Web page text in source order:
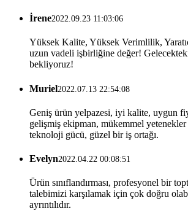
İrene2022.09.23 11:03:06
Yüksek Kalite, Yüksek Verimlilik,
uzun vadeli işbirliğine değer!
bekliyoruz!
Muriel2022.07.13 22:54:08
Geniş ürün yelpazesi, iyi kalite, uygun
gelişmiş ekipman, mükemmel
teknoloji gücü, güzel bir iş ortağı.
Evelyn2022.04.22 00:08:51
Ürün sınıflandırması, profesyonel bir
talebimizi karşılamak için çok doğru
ayrıntılıdır.